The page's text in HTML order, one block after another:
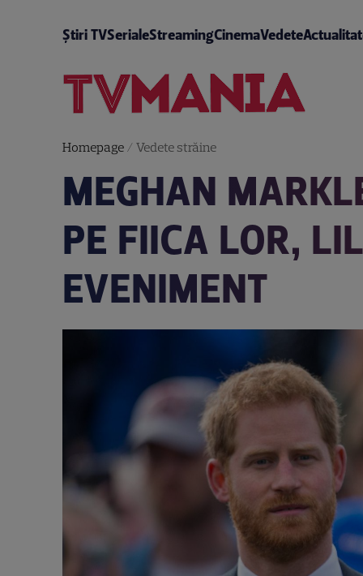
Știri TVSerialeStreamingCinemaVedete
Homepage/ Vedete străine
MEGHAN
PE FIICA LOR,
EVENIMENT